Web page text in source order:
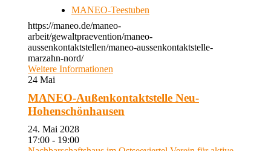
MANEO-Teestuben
https://maneo.de/maneo-
arbeit/gewaltpraevention/maneo-
aussenkontaktstellen/maneo-aussenkontaktstelle-
marzahn-nord/
Weitere Informationen
24 Mai
MANEO-Außenkontaktstelle Neu-
Hohenschönhausen
24. Mai 2028
17:00 - 19:00